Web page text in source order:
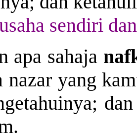
sendiri
apa sahaja
nazar yang